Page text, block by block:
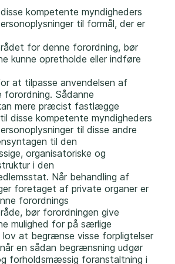
kompetente myndigheders
til formål, der er
for denne forordning, bør
kunne opretholde eller indføre
at tilpasse anvendelsen af
forordning. Sådanne
mere præcist fastlægge
disse kompetente myndigheders
til disse andre
til den
organisatoriske og
i den
Når behandling af
foretaget af private organer er
forordnings
bør forordningen give
mulighed for på særlige
lov at begrænse visse forpligtelser
en sådan begrænsning udgør
forholdsmæssig foranstaltning i